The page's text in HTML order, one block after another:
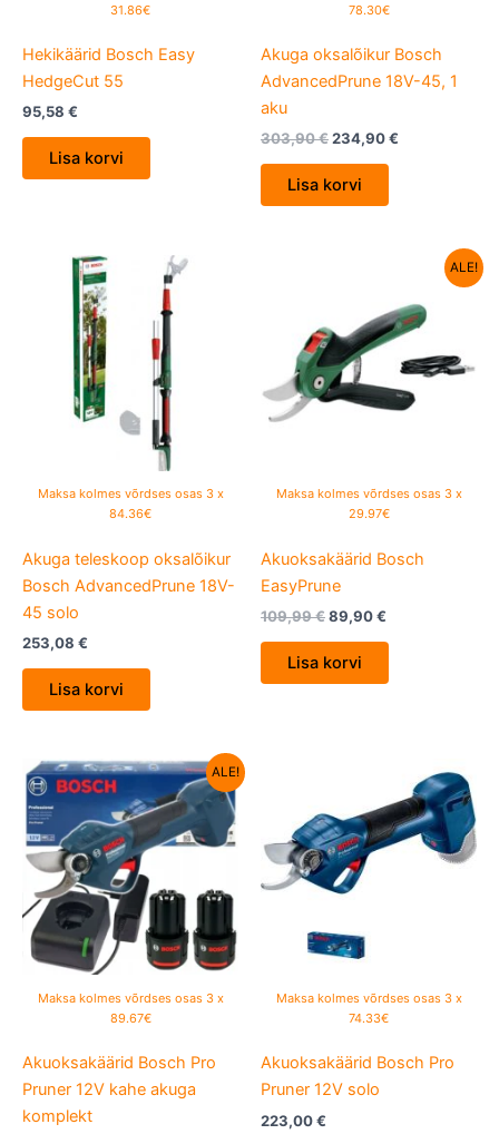
31.86€
Hekikäärid Bosch Easy
HedgeCut 55
95,58 €
Lisa korvi
78.30€
Akuga oksalõikur Bosch
AdvancedPrune 18V-45, 1
aku
303,90€234,90€
Lisa korvi
Maksa kolmes võrdses osas 3 x
84.36€
Akuga teleskoop oksalõikur
Bosch AdvancedPrune 18V-
45 solo
253,08 €
Lisa korvi
ALE!
Maksa kolmes võrdses osas 3 x
29.97€
Akuoksakäärid Bosch
EasyPrune
109,99€
109,99 €.
89,90€
89,90 €.
Lisa korvi
ALE!
Maksa kolmes võrdses osas 3 x
89.67€
Akuoksakäärid Bosch Pro
Pruner 12V kahe akuga
komplekt
Algne
hind
oli:
345,00 €.
Current
price
is:
269,00 €.
Maksa kolmes võrdses osas 3 x
74.33€
Akuoksakäärid Bosch Pro
Pruner 12V solo
223,00€